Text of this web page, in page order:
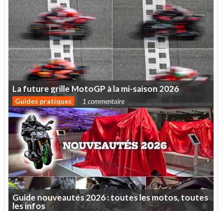
Lafuturegrille MotoGP àlami-saison 2026
Guides pratiques 1 commentaire
Guidenouveautés2026:touteslesmotos,toutes
lesinfos